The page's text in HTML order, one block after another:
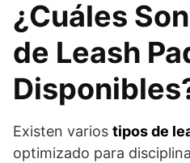
¿Cuáles
de Leash
Existen varios tipos de
optimizado para